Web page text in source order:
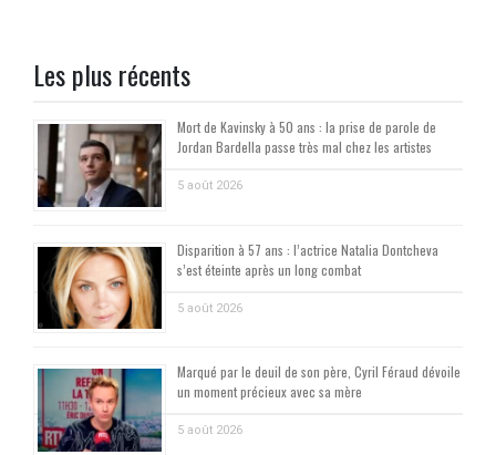
Les plus récents
Mort de Kavinsky à 50 ans : la prise de parole de
Jordan Bardella passe très mal chez les artistes
5 août 2026
Disparition à 57 ans : l’actrice Natalia Dontcheva
s’est éteinte après un long combat
5 août 2026
Marqué par le deuil de son père, Cyril Féraud dévoile
un moment précieux avec sa mère
5 août 2026